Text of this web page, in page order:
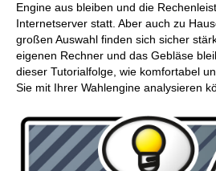
Engine aus bleiben und die
Internetserver statt. Aber auch zu
großen Auswahl finden sich sicher
eigenen Rechner und das Gebläse
dieser Tutorialfolge, wie komfortabel
Sie mit Ihrer Wahlengine analysieren